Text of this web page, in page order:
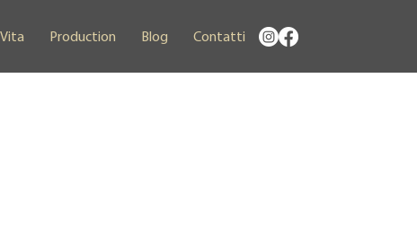
Vita Production Blog Contatti